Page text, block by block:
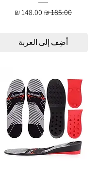
سعر عادي‏185.00 ₪ سعر البيع
أضِف إلى العربة